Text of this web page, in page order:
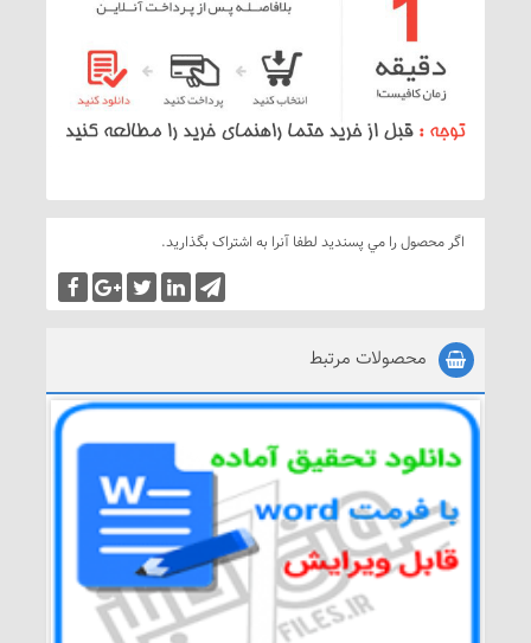
اگر محصول را مي پسنديد لطفا آنرا به اشتراک بگذاريد.
محصولات مرتبط